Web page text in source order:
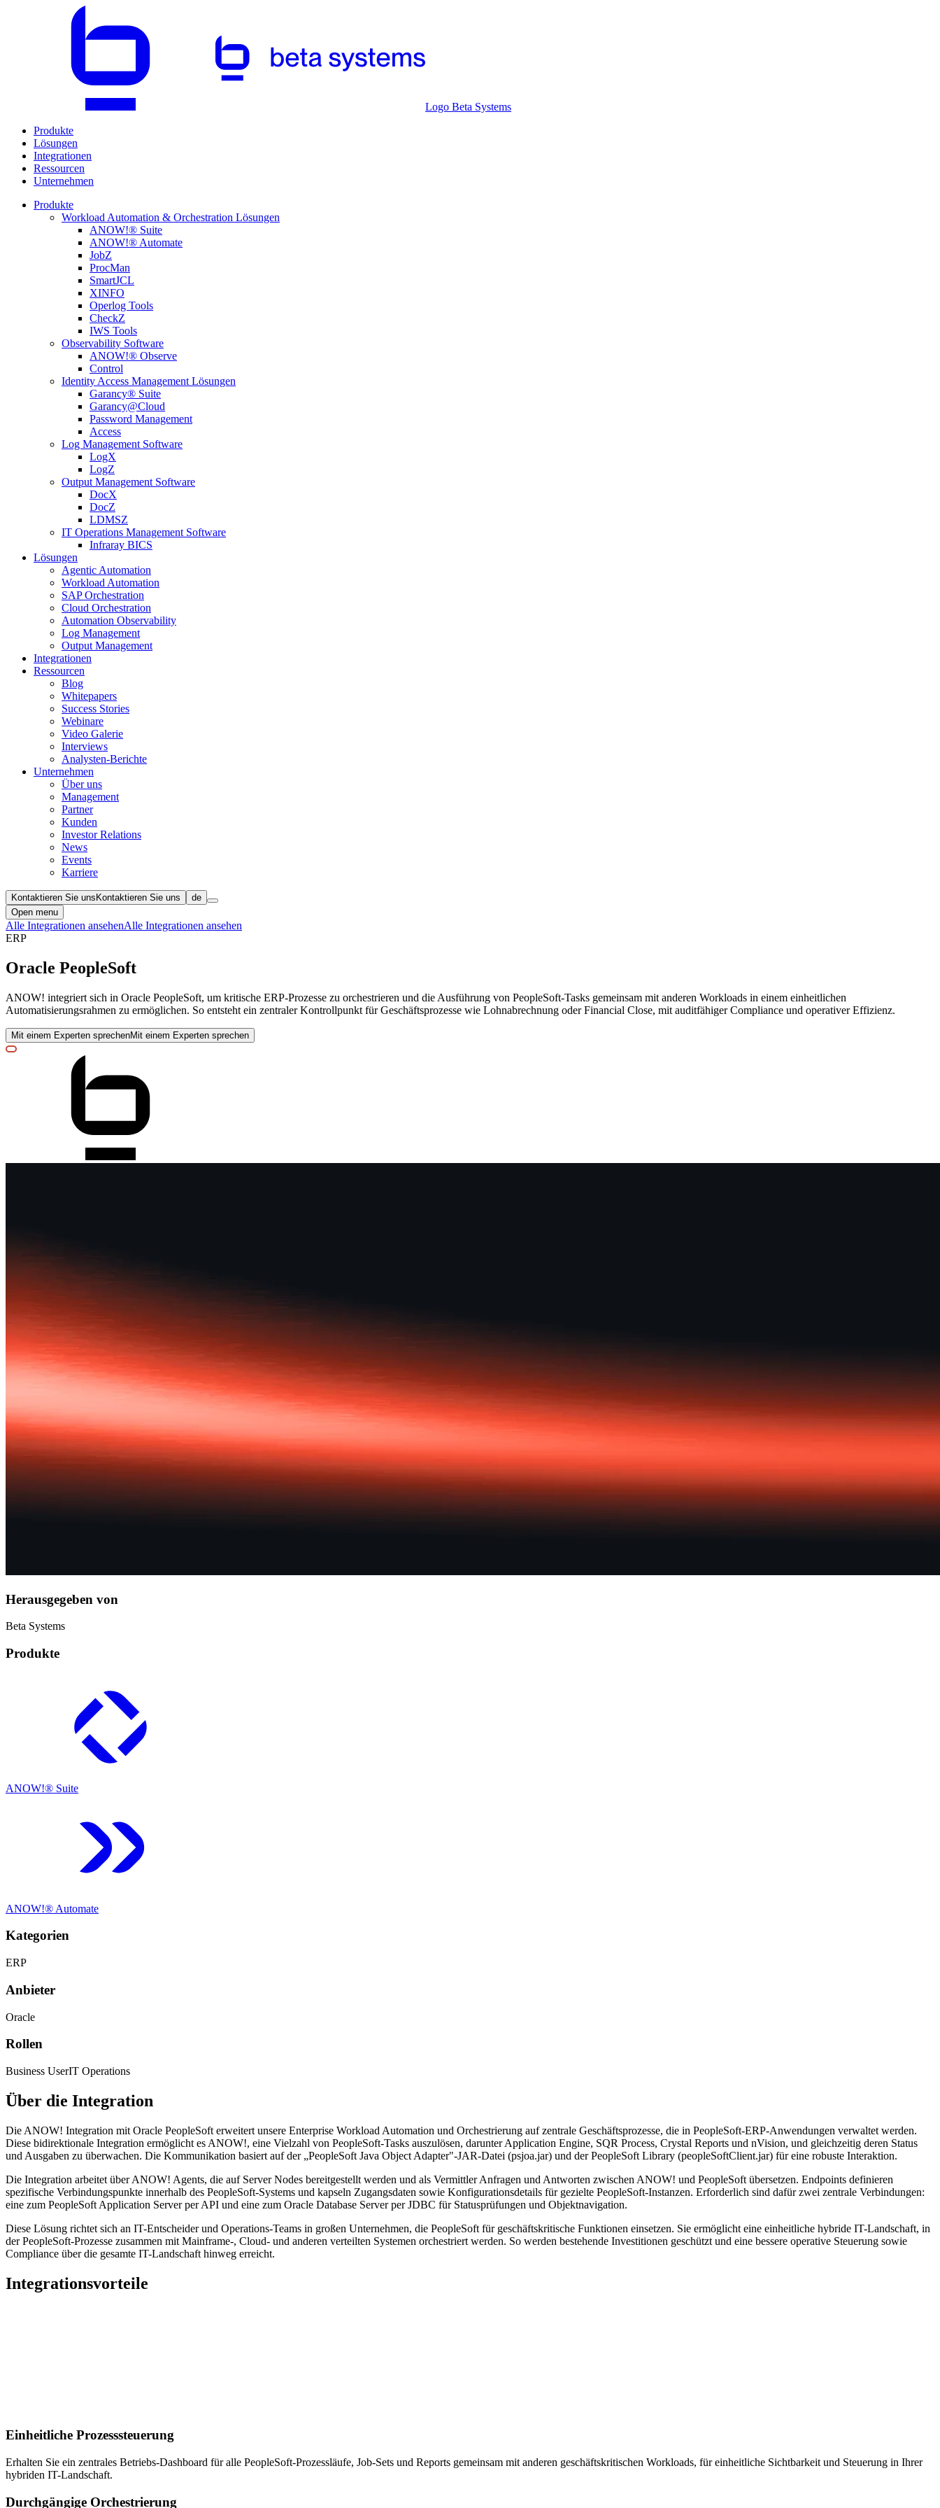
Logo Beta Systems
Produkte
Lösungen
Integrationen
Ressourcen
Unternehmen
Produkte
Workload Automation & Orchestration Lösungen
ANOW!® Suite
ANOW!® Automate
JobZ
ProcMan
SmartJCL
XINFO
Operlog Tools
CheckZ
IWS Tools
Observability Software
ANOW!® Observe
Control
Identity Access Management Lösungen
Garancy® Suite
Garancy@Cloud
Password Management
Access
Log Management Software
LogX
LogZ
Output Management Software
DocX
DocZ
LDMSZ
IT Operations Management Software
Infraray BICS
Lösungen
Agentic Automation
Workload Automation
SAP Orchestration
Cloud Orchestration
Automation Observability
Log Management
Output Management
Integrationen
Ressourcen
Blog
Whitepapers
Success Stories
Webinare
Video Galerie
Interviews
Analysten-Berichte
Unternehmen
Über uns
Management
Partner
Kunden
Investor Relations
News
Events
Karriere
Kontaktieren Sie uns Kontaktieren Sie uns
de
Open menu
Alle Integrationen ansehenAlle Integrationen ansehen
ERP
Oracle PeopleSoft
ANOW! integriert sich in Oracle PeopleSoft, um kritische ERP-Prozesse zu orchestrieren und die Ausführung von PeopleSoft-Tasks gemeinsam mit anderen Workloads in einem einheitlichen
Automatisierungsrahmen zu ermöglichen. So entsteht ein zentraler Kontrollpunkt für Geschäftsprozesse wie Lohnabrechnung oder Financial Close, mit auditfähiger Compliance und operativer Effizienz.
Mit einem Experten sprechenMit einem Experten sprechen
Herausgegeben von
Beta Systems
Produkte
ANOW!® Suite
ANOW!® Automate
Kategorien
ERP
Anbieter
Oracle
Rollen
Business UserIT Operations
Über die Integration
Die ANOW! Integration mit Oracle PeopleSoft erweitert unsere Enterprise Workload Automation und Orchestrierung auf zentrale Geschäftsprozesse, die in PeopleSoft-ERP-Anwendungen verwaltet werden.
Diese bidirektionale Integration ermöglicht es ANOW!, eine Vielzahl von PeopleSoft-Tasks auszulösen, darunter Application Engine, SQR Process, Crystal Reports und nVision, und gleichzeitig deren Status
und Ausgaben zu überwachen. Die Kommunikation basiert auf der „PeopleSoft Java Object Adapter"-JAR-Datei (psjoa.jar) und der PeopleSoft Library (peopleSoftClient.jar) für eine robuste Interaktion.
Die Integration arbeitet über ANOW! Agents, die auf Server Nodes bereitgestellt werden und als Vermittler Anfragen und Antworten zwischen ANOW! und PeopleSoft übersetzen. Endpoints definieren
spezifische Verbindungspunkte innerhalb des PeopleSoft-Systems und kapseln Zugangsdaten sowie Konfigurationsdetails für gezielte PeopleSoft-Instanzen. Erforderlich sind dafür zwei zentrale Verbindungen:
eine zum PeopleSoft Application Server per API und eine zum Oracle Database Server per JDBC für Statusprüfungen und Objektnavigation.
Diese Lösung richtet sich an IT-Entscheider und Operations-Teams in großen Unternehmen, die PeopleSoft für geschäftskritische Funktionen einsetzen. Sie ermöglicht eine einheitliche hybride IT-Landschaft, in
der PeopleSoft-Prozesse zusammen mit Mainframe-, Cloud- und anderen verteilten Systemen orchestriert werden. So werden bestehende Investitionen geschützt und eine bessere operative Steuerung sowie
Compliance über die gesamte IT-Landschaft hinweg erreicht.
Integrationsvorteile
Einheitliche Prozesssteuerung
Erhalten Sie ein zentrales Betriebs-Dashboard für alle PeopleSoft-Prozessläufe, Job-Sets und Reports gemeinsam mit anderen geschäftskritischen Workloads, für einheitliche Sichtbarkeit und Steuerung in Ihrer
hybriden IT-Landschaft.
Durchgängige Orchestrierung